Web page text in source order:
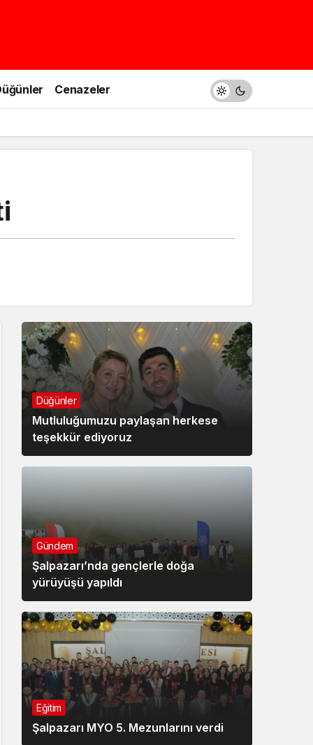
Cenazeler
Düğünler
Mutluluğumuzu paylaşan herkese
teşekkür ediyoruz
Gündem
Şalpazarı’nda gençlerle doğa
yürüyüşü yapıldı
Eğitim
Şalpazarı MYO 5. Mezunlarını verdi